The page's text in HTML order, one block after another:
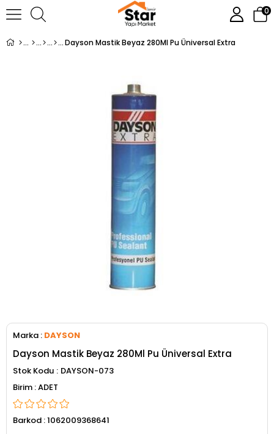
0
Dayson Mastik Beyaz 280Ml Pu Üniversal Extra
Marka : DAYSON
Dayson Mastik Beyaz 280Ml Pu Üniversal Extra
Stok Kodu
DAYSON-073
ADET
Barkod :1062009368641